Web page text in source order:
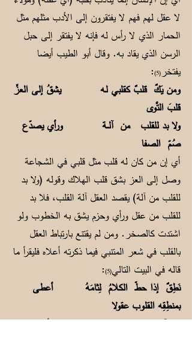
لا عقل لهم فهم لا يفتقرون إلى الأدب مثلهم مثل
الحمار الذي لا رأس له فإنه لا يفتقر إلى حبل
الرسن الذي يقاد به. وقال أبو الطيب أيضا
يفتخر(5)
:
ومن يَكٌ قلبٌ كقلبي لـه يشقُ إلى العزِّ
قلبَ التَّوى
ولا بد للقلب من آلـــة ورأي يصدّع
صُمّ الصفا
أي إن من كان له قلب مثل قلبي في الشجاعة
وصل إلى العز بشق قلب الهلاك وقوله (ولا بد
للقلب من آلة) يقصد العقل آلة القلب، فلا بد
للقلب من عقل ورأي وحزم يشق به الخطوب ولو
اشتدت كالصخر. ومن لم يقتنع بارتباط العقل
بالقلب في شعر المتنبي فيما ذكرته أعلاه فليقرأ ما
قاله في البيت التالي(5)
:
نَطِقٌ إذا حطّ الكلامُ لِثامَهُ أعطى
بمنطِقِه القلوب عقولا
والقرآن الذي حَفظ للعرب لغتهم ودينهم أفضل